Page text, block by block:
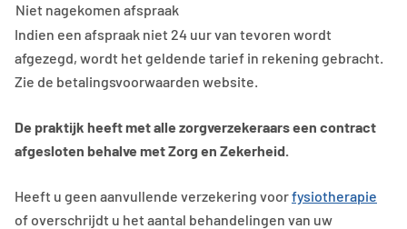
Niet nagekomen afspraak
Indien een afspraak niet 24 uur van tevoren wordt
afgezegd, wordt het geldende tarief in rekening gebracht.
Zie de betalingsvoorwaarden website.
De praktijk heeft met alle zorgverzekeraars een contract
afgesloten behalve met Zorg en Zekerheid.
Heeft u geen aanvullende verzekering voorfysiotherapie
of overschrijdt u het aantal behandelingen van uw